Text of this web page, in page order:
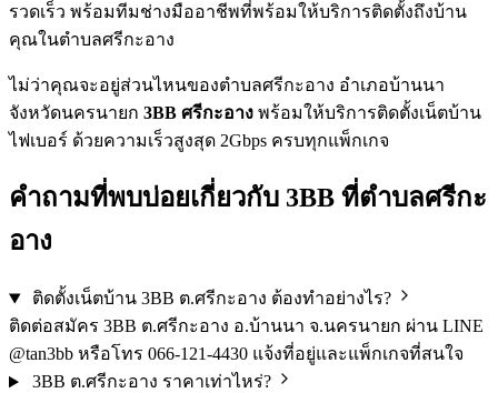
รวดเร็ว พร้อมทีมช่างมืออาชีพที่พร้อมให้บริการติดตั้งถึงบ้าน
คุณในตำบลศรีกะอาง
ไม่ว่าคุณจะอยู่ส่วนไหนของตำบลศรีกะอาง อำเภอบ้านนา
จังหวัดนครนายก 3BB ศรีกะอาง พร้อมให้บริการติดตั้งเน็ตบ้าน
ไฟเบอร์ ด้วยความเร็วสูงสุด 2Gbps ครบทุกแพ็กเกจ
คำถามที่พบบ่อยเกี่ยวกับ 3BB ที่ตำบลศรีกะ
อาง
ติดตั้งเน็ตบ้าน 3BB ต.ศรีกะอาง ต้องทำอย่างไร?
ติดต่อสมัคร 3BB ต.ศรีกะอาง อ.บ้านนา จ.นครนายก ผ่าน LINE
@tan3bb หรือโทร 066-121-4430 แจ้งที่อยู่และแพ็กเกจที่สนใจ
3BB ต.ศรีกะอาง ราคาเท่าไหร่?